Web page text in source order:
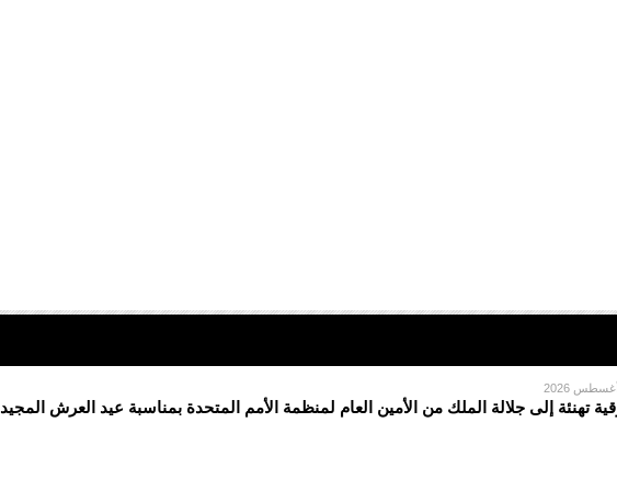
تهنئة إلى جلالة الملك من الأمين العام لمنظمة الأمم المتحدة بمناسبة عيد العرش المجيد